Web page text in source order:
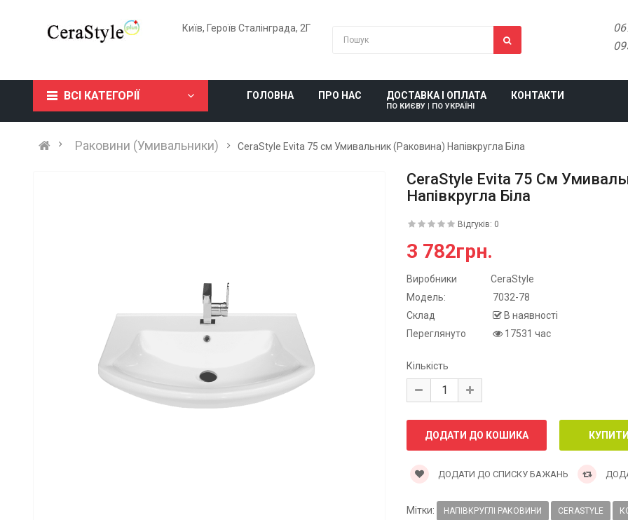
Київ, Героїв Сталінграда, 2Г
ВСІ КАТЕГОРІЇ ГОЛОВНА ПРО НАС ДОСТАВКА І ОПЛАТА
ПО КИЄВУ | ПО УКРАЇНІ
КОНТАКТИ
Раковини (Умивальники) CeraStyle Evita 75 см Умивальник (Раковина) Напівкругла Біла
CeraStyle Evita 75 См
Напівкругла Біла
Відгуків: 0
3 782грн.
Виробники
CeraStyle
Модель:
7032-78
Склад
В наявності
Переглянуто
17531 час
Кількість
ДОДАТИ ДО СПИСКУ БАЖАНЬ
Мітки: НАПІВКРУГЛІ РАКОВИНИ CERASTYLE